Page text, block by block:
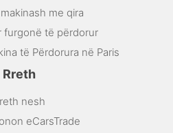
me qira
furgonë të përdorur
të Përdorura në Paris
Rreth
nesh
eCarsTrade